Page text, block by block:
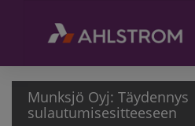
Munksjö Oyj: Täydennys
sulautumisesitteeseen